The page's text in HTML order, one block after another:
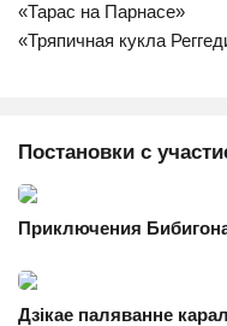
«Тарас на Парнасе»
«Тряпичная кукла
Постановки с
Приключения
Дзікае паляванне